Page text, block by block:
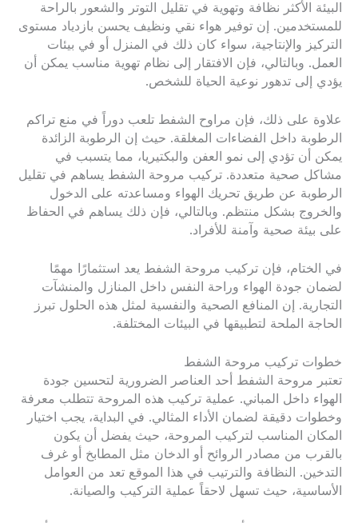
البيئة الأكثر نظافة وتهوية في تقليل التوتر والشعور بالراحة
للمستخدمين. إن توفير هواء نقي ونظيف يحسن بازدياد مستوى
التركيز والإنتاجية، سواء كان ذلك في المنزل أو في بيئات
العمل. وبالتالي، فإن الافتقار إلى نظام تهوية مناسب يمكن أن
يؤدي إلى تدهور نوعية الحياة للشخص.
علاوة على ذلك، فإن مراوح الشفط تلعب دوراً في منع تراكم
الرطوبة داخل الفضاءات المغلقة. حيث إن الرطوبة الزائدة
يمكن أن تؤدي إلى نمو العفن والبكتيريا، مما يتسبب في
مشاكل صحية متعددة. تركيب مروحة الشفط يساهم في تقليل
الرطوبة عن طريق تحريك الهواء ومساعدته على الدخول
والخروج بشكل منتظم. وبالتالي، فإن ذلك يساهم في الحفاظ
على بيئة صحية وآمنة للأفراد.
في الختام، فإن تركيب مروحة الشفط يعد استثمارًا مهمًا
لضمان جودة الهواء وراحة النفس داخل المنازل والمنشآت
التجارية. إن المنافع الصحية والنفسية لمثل هذه الحلول تبرز
الحاجة الملحة لتطبيقها في البيئات المختلفة.
خطوات تركيب مروحة الشفط
تعتبر مروحة الشفط أحد العناصر الضرورية لتحسين جودة
الهواء داخل المباني. عملية تركيب هذه المروحة تتطلب معرفة
وخطوات دقيقة لضمان الأداء المثالي. في البداية، يجب اختيار
المكان المناسب لتركيب المروحة، حيث يفضل أن يكون
بالقرب من مصادر الروائح أو الدخان مثل المطابخ أو غرف
التدخين. النظافة والترتيب في هذا الموقع تعد من العوامل
الأساسية، حيث تسهل لاحقاً عملية التركيب والصيانة.